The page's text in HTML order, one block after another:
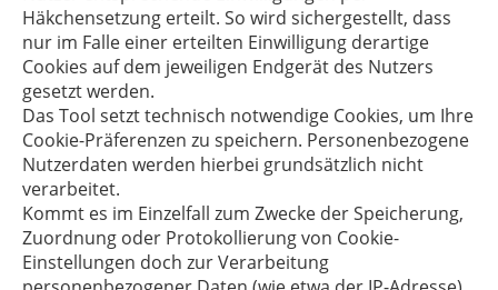
Häkchensetzung erteilt. So wird sichergestellt, dass
nur im Falle einer erteilten Einwilligung derartige
Cookies auf dem jeweiligen Endgerät des Nutzers
gesetzt werden.
Das Tool setzt technisch notwendige Cookies, um Ihre
Cookie-Präferenzen zu speichern. Personenbezogene
Nutzerdaten werden hierbei grundsätzlich nicht
verarbeitet.
Kommt es im Einzelfall zum Zwecke der Speicherung,
Zuordnung oder Protokollierung von Cookie-
Einstellungen doch zur Verarbeitung